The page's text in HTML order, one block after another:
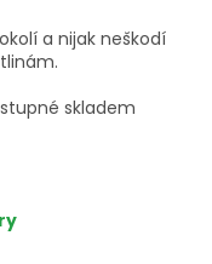
a nijak neškodí
skladem